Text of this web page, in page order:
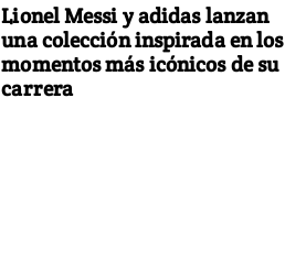
Lionel Messi y adidas lanzan
una colección inspirada en los
momentos más icónicos de su
carrera